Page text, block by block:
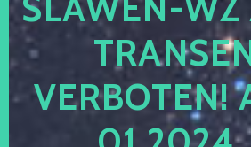
VERBOTEN!